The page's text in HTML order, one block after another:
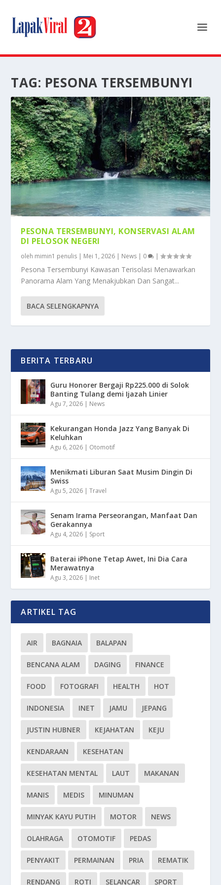
TAG: PESONA TERSEMBUNYI
PESONA TERSEMBUNYI, KONSERVASI ALAM
DI PELOSOK NEGERI
oleh mimin1 penulis | Mei 1, 2026 | News | 0 |
Pesona Tersembunyi Kawasan Terisolasi Menawarkan
Panorama Alam Yang Menakjubkan Dan Sangat...
BACA SELENGKAPNYA
BERITA TERBARU
Guru Honorer Bergaji Rp225.000 di Solok
Banting Tulang demi Ijazah Linier
Agu 7, 2026 | News
Kekurangan Honda Jazz Yang Banyak Di
Keluhkan
Agu 6, 2026 | Otomotif
Menikmati Liburan Saat Musim Dingin Di
Swiss
Agu 5, 2026 |Travel
Senam Irama Perseorangan, Manfaat Dan
Gerakannya
Agu 4, 2026 | Sport
Baterai iPhone Tetap Awet, Ini Dia Cara
Merawatnya
Agu 3, 2026 | Inet
ARTIKEL TAG
AIR BAGNAIA BALAPAN
BENCANA ALAM DAGING FINANCE
FOOD FOTOGRAFI HEALTH HOT
INDONESIA INET JAMU JEPANG
JUSTIN HUBNER KEJAHATAN KEJU
KENDARAAN KESEHATAN
KESEHATAN MENTAL LAUT MAKANAN
MANIS MEDIS MINUMAN
MINYAK KAYU PUTIH MOTOR NEWS
OLAHRAGA OTOMOTIF PEDAS
PENYAKIT PERMAINAN PRIA REMATIK
RENDANG ROTI SELANCAR SPORT